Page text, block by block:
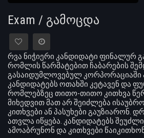
Exam / გამოცდა
რვა ნიჭიერი კანდიდატი ფინალურ
რომლის წარმატებით ჩაბარების
გასაიდუმლოვებულ კორპორაციაში
კანდიდატებს ოთახში კეტავენ და
რომლებზეც თითო-თითო კითხვა
მიხედვით მათ არ შეიძლება
კითხვები ან პასუხები გაუზიარონ.
ათვლა იწყება. კანდიდატებს
ამოაბრუნონ და კითხვები